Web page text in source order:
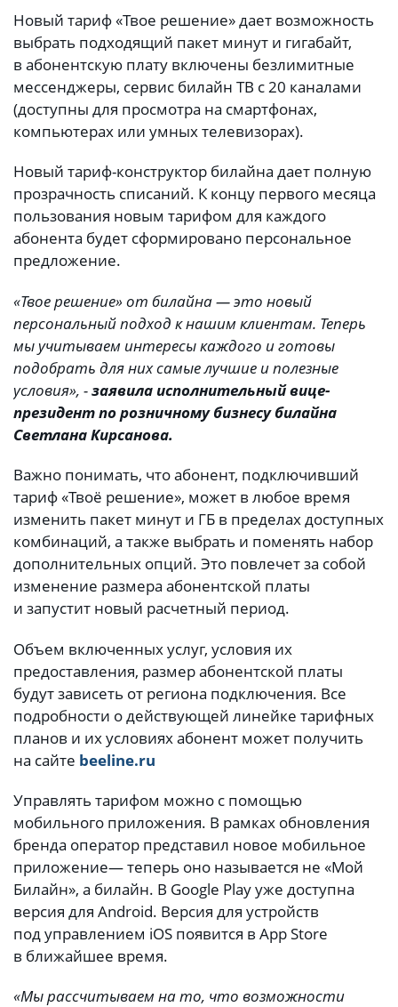
Новый тариф «Твое решение» дает возможность
выбрать подходящий пакет минут и гигабайт,
в абонентскую плату включены безлимитные
мессенджеры, сервис билайн ТВ с 20 каналами
(доступны для просмотра на смартфонах,
компьютерах или умных телевизорах).
Новый тариф-конструктор билайна дает полную
прозрачность списаний. К концу первого месяца
пользования новым тарифом для каждого
абонента будет сформировано персональное
предложение.
«Твое решение» от билайна — это новый
персональный подход к нашим клиентам. Теперь
мы учитываем интересы каждого и готовы
подобрать для них самые лучшие и полезные
условия», -заявила исполнительный вице-
президент по розничному бизнесу билайна
Светлана Кирсанова.
Важно понимать, что абонент, подключивший
тариф «Твоё решение», может в любое время
изменить пакет минут и ГБ в пределах доступных
комбинаций, а также выбрать и поменять набор
дополнительных опций. Это повлечет за собой
изменение размера абонентской платы
и запустит новый расчетный период.
Объем включенных услуг, условия их
предоставления, размер абонентской платы
будут зависеть от региона подключения. Все
подробности о действующей линейке тарифных
планов и их условиях абонент может получить
на сайте beeline.ru
Управлять тарифом можно с помощью
мобильного приложения. В рамках обновления
бренда оператор представил новое мобильное
приложение— теперь оно называется не «Мой
Билайн», а билайн. В Google Play уже доступна
версия для Android. Версия для устройств
под управлением iOS появится в App Store
в ближайшее время.
«Мы рассчитываем на то, что возможности